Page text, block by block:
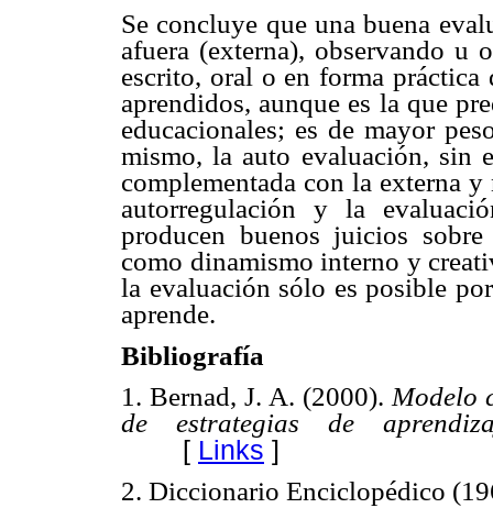
Se concluye que una buena
afuera (externa), observando u
escrito, oral o en forma práctica
aprendidos, aunque es la que
educacionales; es de mayor
mismo, la auto evaluación, sin
complementada con la externa
autorregulación y la
producen buenos juicios
como dinamismo interno y
la evaluación sólo es posible
aprende.
Bibliografía
1. Bernad, J. A. (2000). Modelo
de estrategias de
[ Links ]
2. Diccionario Enciclopédico